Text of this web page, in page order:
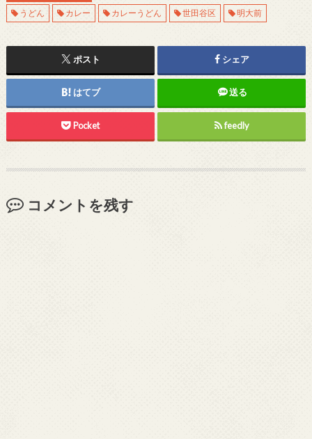
うどん
カレー カレーうどん 世田谷区 明大前
ポスト シェア
はてブ 送る
Pocket feedly
コメントを残す